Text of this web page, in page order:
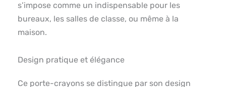
s’impose comme un indispensable pour les
bureaux, les salles de classe, ou même à la
maison.
Design pratique et élégance
Ce porte-crayons se distingue par son design